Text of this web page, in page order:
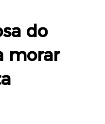
do
morar